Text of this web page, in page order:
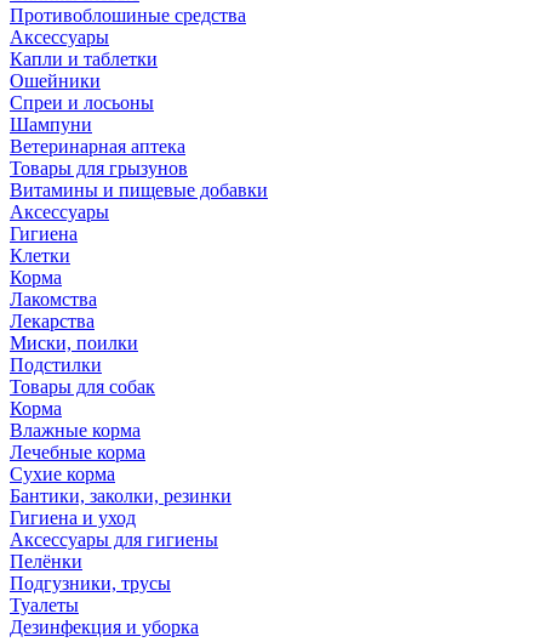
Противоблошиные средства
Аксессуары
Капли и таблетки
Ошейники
Спреи и лосьоны
Шампуни
Ветеринарная аптека
Товары для грызунов
Витамины и пищевые добавки
Аксессуары
Гигиена
Клетки
Корма
Лакомства
Лекарства
Миски, поилки
Подстилки
Товары для собак
Корма
Влажные корма
Лечебные корма
Сухие корма
Бантики, заколки, резинки
Гигиена и уход
Аксессуары для гигиены
Пелёнки
Подгузники, трусы
Туалеты
Дезинфекция и уборка